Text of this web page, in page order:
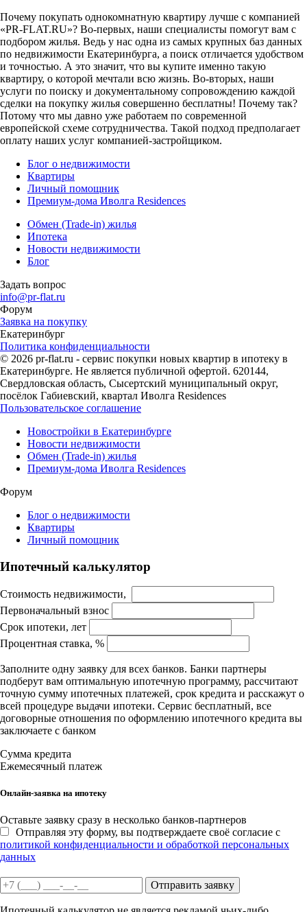
Почему покупать однокомнатную квартиру лучше с компанией
«PR-FLAT.RU»? Во-первых, наши специалисты помогут вам с
подбором жилья. Ведь у нас одна из самых крупных баз данных
по недвижимости Екатеринбурга, а поиск отличается удобством
и точностью. А это значит, что вы купите именно такую
квартиру, о которой мечтали всю жизнь. Во-вторых, наши
услуги по поиску и документальному сопровождению каждой
сделки на покупку жилья совершенно бесплатны! Почему так?
Потому что мы давно уже работаем по современной
европейской схеме сотрудничества. Такой подход предполагает
оплату наших услуг компанией-застройщиком.
Блог о недвижимости
Квартиры
Личный помощник
Премиум-дома Иволга Residences
Обмен (Trade-in) жилья
Ипотека
Новости недвижимости
Блог
Задать вопрос
info@pr-flat.ru
Форум
Заявка на покупку
Екатеринбург
Политика конфиденциальности
© 2026 pr-flat.ru - сервис покупки новых квартир в ипотеку в
Екатеринбурге. Не является публичной офертой. 620144,
Свердловская область, Сысертский муниципальный округ,
посёлок Габиевский, квартал Иволга Residences
Пользовательское соглашение
Новостройки в Екатеринбурге
Новости недвижимости
Обмен (Trade-in) жилья
Премиум-дома Иволга Residences
Форум
Блог о недвижимости
Квартиры
Личный помощник
Ипотечный калькулятор
Стоимость недвижимости,
Первоначальный взнос
Срок ипотеки, лет
Процентная ставка, %
Заполните одну заявку для всех банков. Банки партнеры
подберут вам оптимальную ипотечную программу, рассчитают
точную сумму ипотечных платежей, срок кредита и расскажут о
всей процедуре выдачи ипотеки. Сервис бесплатный, все
договорные отношения по оформлению ипотечного кредита вы
заключаете с банком
Сумма кредита
Ежемесячный платеж
Онлайн-заявка на ипотеку
Оставьте заявку сразу в несколько банков-партнеров
Отправляя эту форму, вы подтверждаете своё согласие с
политикой конфиденциальности и обработкой персональных
данных
Отправить заявку